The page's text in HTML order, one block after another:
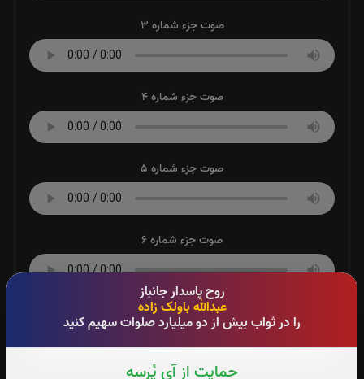
روح پاسدار جانباز
عبدالله باولک زاده
را در ثواب بیش از دو میلیارد صلوات سهیم کنید
حمایت از آی پُرسه
صوت جزء شماره 3
صوت جزء شماره 4
صوت جزء شماره 5
صوت جزء شماره 6
صوت جزء شماره 7